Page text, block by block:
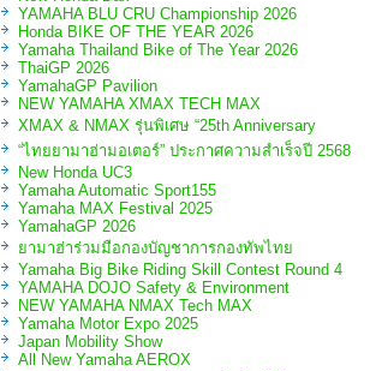
YAMAHA BLU CRU Championship 2026
Honda BIKE OF THE YEAR 2026
Yamaha Thailand Bike of The Year 2026
ThaiGP 2026
YamahaGP Pavilion
NEW YAMAHA XMAX TECH MAX
XMAX & NMAX รุ่นพิเศษ “25th Anniversary
“ไทยยามาฮ่ามอเตอร์” ประกาศความสำเร็จปี 2568
New Honda UC3
Yamaha Automatic Sport155
Yamaha MAX Festival 2025
YamahaGP 2026
ยามาฮ่าร่วมมือกองบัญชาการกองทัพไทย
Yamaha Big Bike Riding Skill Contest Round 4
YAMAHA DOJO Safety & Environment
NEW YAMAHA NMAX Tech MAX
Yamaha Motor Expo 2025
Japan Mobility Show
All New Yamaha AEROX